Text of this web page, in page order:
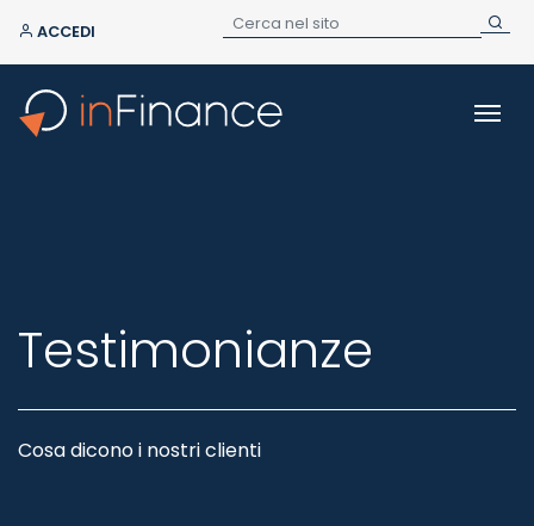
ACCEDI
Testimonianze
Cosa dicono i nostri clienti